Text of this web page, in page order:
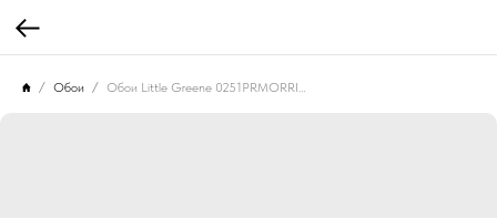
Обои